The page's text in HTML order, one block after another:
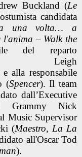
Buckland (Le
candidata
una volta… a
– Walk the
del reparto
Leigh
alla responsabile
(Spencer). Il team
dall’Executive
Grammy Nick
Music Supervisor
(Maestro, La La
all'Oscar Tod
).